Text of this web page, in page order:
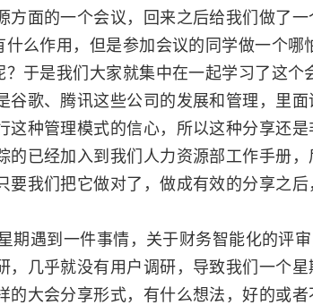
面的一个会议，回来之后给我们做了一
么作用，但是参加会议的同学做一个哪
于是我们大家就集中在一起学习了这个
歌、腾讯这些公司的发展和管理，里面
种管理模式的信心，所以这种分享还是
已经加入到我们人力资源部工作手册
我们把它做对了，做成有效的分享之
遇到一件事情，关于财务智能化的评
几乎就没有用户调研，导致我们一个星
大会分享形式，有什么想法，好的或者